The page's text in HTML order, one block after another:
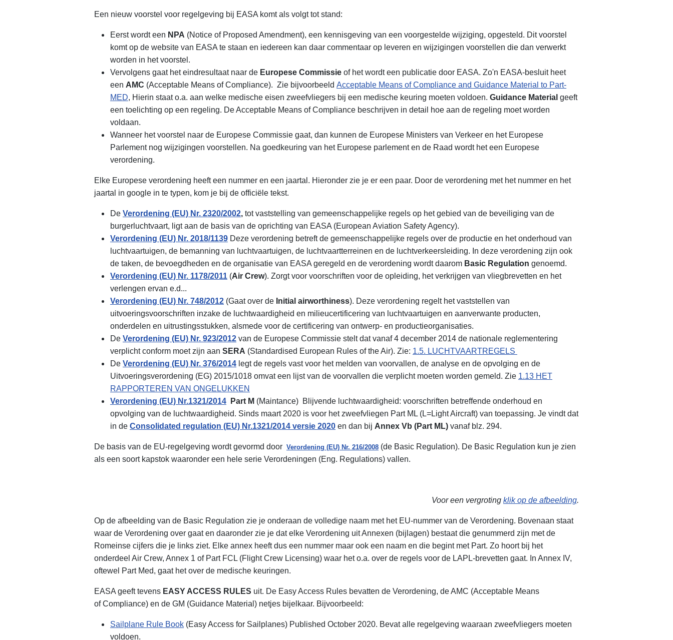
Een nieuw voorstel voor regelgeving bij EASA komt als volgt tot stand:
Eerst wordt een NPA (Notice of Proposed Amendment), een kennisgeving van een voorgestelde wijziging, opgesteld. Dit voorstel
komt op de website van EASA te staan en iedereen kan daar commentaar op leveren en wijzigingen voorstellen die dan verwerkt
worden in het voorstel.
Vervolgens gaat het eindresultaat naar de Europese Commissie of het wordt een publicatie door EASA. Zo'n EASA-besluit heet
een AMC (Acceptable Means of Compliance). Zie bijvoorbeeld Acceptable Means of Compliance and Guidance Material to Part-
MED, Hierin staat o.a. aan welke medische eisen zweefvliegers bij een medische keuring moeten voldoen. Guidance Material geeft
een toelichting op een regeling. De Acceptable Means of Compliance beschrijven in detail hoe aan de regeling moet worden
voldaan.
Wanneer het voorstel naar de Europese Commissie gaat, dan kunnen de Europese Ministers van Verkeer en het Europese
Parlement nog wijzigingen voorstellen. Na goedkeuring van het Europese parlement en de Raad wordt het een Europese
verordening.
Elke Europese verordening heeft een nummer en een jaartal. Hieronder zie je er een paar. Door de verordening met het nummer en het
jaartal in google in te typen, kom je bij de officiële tekst.
De Verordening (EU) Nr. 2320/2002, tot vaststelling van gemeenschappelijke regels op het gebied van de beveiliging van de
burgerluchtvaart, ligt aan de basis van de oprichting van EASA (European Aviation Safety Agency).
Verordening (EU) Nr. 2018/1139 Deze verordening betreft de gemeenschappelijke regels over de productie en het onderhoud van
luchtvaartuigen, de bemanning van luchtvaartuigen, de luchtvaartterreinen en de luchtverkeersleiding. In deze verordening zijn ook
de taken, de bevoegdheden en de organisatie van EASA geregeld en de verordening wordt daarom Basic Regulation genoemd.
Verordening (EU) Nr. 1178/2011 (Air Crew). Zorgt voor voorschriften voor de opleiding, het verkrijgen van vliegbrevetten en het
verlengen ervan e.d...
Verordening (EU) Nr. 748/2012 (Gaat over de Initial airworthiness). Deze verordening regelt het vaststellen van
uitvoeringsvoorschriften inzake de luchtwaardigheid en milieucertificering van luchtvaartuigen en aanverwante producten,
onderdelen en uitrustingsstukken, alsmede voor de certificering van ontwerp- en productieorganisaties.
De Verordening (EU) Nr. 923/2012 van de Europese Commissie stelt dat vanaf 4 december 2014 de nationale reglementering
verplicht conform moet zijn aan SERA (Standardised European Rules of the Air). Zie: 1.5. LUCHTVAARTREGELS
De Verordening (EU) Nr. 376/2014 legt de regels vast voor het melden van voorvallen, de analyse en de opvolging en de
Uitvoeringsverordening (EG) 2015/1018 omvat een lijst van de voorvallen die verplicht moeten worden gemeld. Zie 1.13 HET
RAPPORTEREN VAN ONGELUKKEN
Verordening (EU) Nr.1321/2014
Part M (Maintance) Blijvende luchtwaardigheid: voorschriften betreffende onderhoud en
opvolging van de luchtwaardigheid. Sinds maart 2020 is voor het zweefvliegen Part ML (L=Light Aircraft) van toepassing. Je vindt dat
in de Consolidated regulation (EU) Nr.1321/2014 versie 2020 en dan bij Annex Vb (Part ML) vanaf blz. 294.
De basis van de EU-regelgeving wordt gevormd door Verordening (EU) Nr. 216/2008 (de Basic Regulation). De Basic Regulation kun je zien
als een soort kapstok waaronder een hele serie Verordeningen (Eng. Regulations) vallen.
Voor een vergroting klik op de afbeelding.
Op de afbeelding van de Basic Regulation zie je onderaan de volledige naam met het EU-nummer van de Verordening. Bovenaan staat
waar de Verordening over gaat en daaronder zie je dat elke Verordening uit Annexen (bijlagen) bestaat die genummerd zijn met de
Romeinse cijfers die je links ziet. Elke annex heeft dus een nummer maar ook een naam en die begint met Part. Zo hoort bij het
onderdeel Air Crew, Annex 1 of Part FCL (Flight Crew Licensing) waar het o.a. over de regels voor de LAPL-brevetten gaat. In Annex IV,
oftewel Part Med, gaat het over de medische keuringen.
EASA geeft tevens EASY ACCESS RULES uit. De Easy Access Rules bevatten de Verordening, de AMC (Acceptable Means
of Compliance) en de GM (Guidance Material) netjes bijelkaar. Bijvoorbeeld:
Sailplane Rule Book (Easy Access for Sailplanes) Published October 2020. Bevat alle regelgeving waaraan zweefvliegers moeten
voldoen.